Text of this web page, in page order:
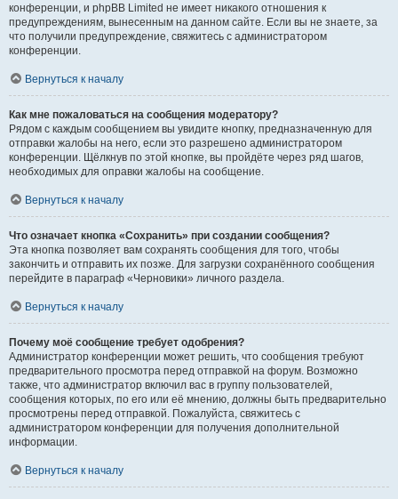
конференции, и phpBB Limited не имеет никакого отношения к
предупреждениям, вынесенным на данном сайте. Если вы не знаете, за
что получили предупреждение, свяжитесь с администратором
конференции.
Вернуться к началу
Как мне пожаловаться на сообщения модератору?
Рядом с каждым сообщением вы увидите кнопку, предназначенную для
отправки жалобы на него, если это разрешено администратором
конференции. Щёлкнув по этой кнопке, вы пройдёте через ряд шагов,
необходимых для оправки жалобы на сообщение.
Вернуться к началу
Что означает кнопка «Сохранить» при создании сообщения?
Эта кнопка позволяет вам сохранять сообщения для того, чтобы
закончить и отправить их позже. Для загрузки сохранённого сообщения
перейдите в параграф «Черновики» личного раздела.
Вернуться к началу
Почему моё сообщение требует одобрения?
Администратор конференции может решить, что сообщения требуют
предварительного просмотра перед отправкой на форум. Возможно
также, что администратор включил вас в группу пользователей,
сообщения которых, по его или её мнению, должны быть предварительно
просмотрены перед отправкой. Пожалуйста, свяжитесь с
администратором конференции для получения дополнительной
информации.
Вернуться к началу